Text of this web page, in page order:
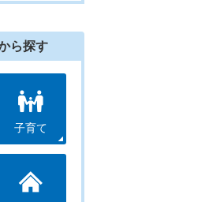
ら探す
子育て